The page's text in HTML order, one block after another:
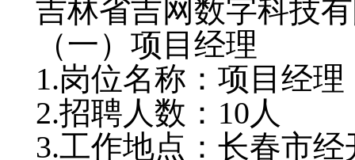
吉林省吉网数字科技
（一）项目经理
1.岗位名称：项目经理
2.招聘人数：10人
3.工作地点：长春市